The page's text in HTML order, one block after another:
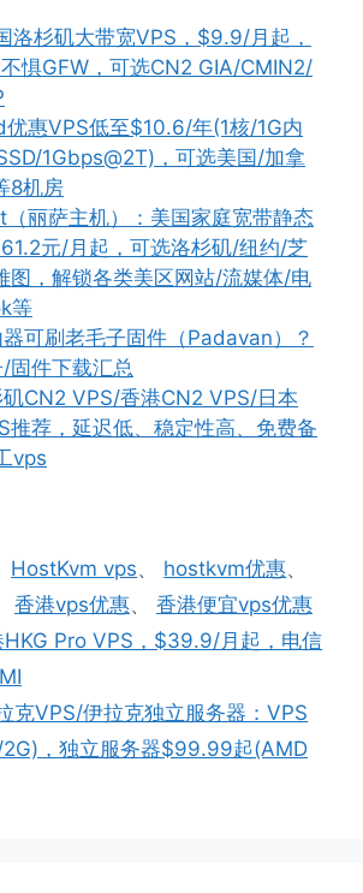
洛杉矶大带宽VPS，$9.9/月起，
惧GFW，可选CN2 GIA/CMIN2/
惠VPS低至$10.6/年(1核/1G内
1Gbps@2T)，可选美国/加拿
8机房
丽萨主机）：美国家庭宽带静态
元/月起，可选洛杉矶/纽约/芝
图，解锁各类美区网站/流媒体/电
等
可刷老毛子固件（Padavan）？
固件下载汇总
CN2 VPS/香港CN2 VPS/日本
推荐，延迟低、稳定性高、免费备
vps
HostKvm vps、 hostkvm优惠、
香港vps优惠、 香港便宜vps优惠
HKG Pro VPS，$39.9/月起，电信
克VPS/伊拉克独立服务器：VPS
2G)，独立服务器$99.99起(AMD